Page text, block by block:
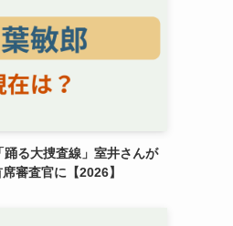
る大捜査線」室井さんが
審査官に【2026】